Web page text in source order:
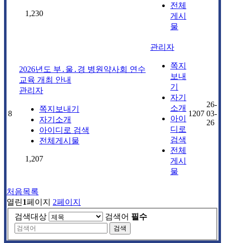
1,230
전체
게시
물
8
2026년도 부․울․경 병원약사회 연수
교육 개최 안내
관리자
쪽지보내기
자기소개
아이디로 검색
전체게시물
1,207
관리자
쪽지
보내
기
자기
소개
아이
디로
검색
전체
게시
물
1207
26-
03-
26
처음목록
열린1페이지 2페이지
검색대상
검색어 필수
검색